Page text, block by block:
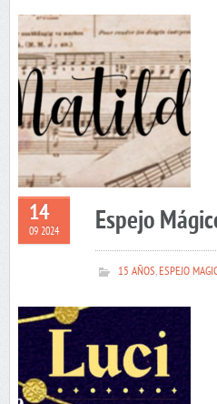
14
09 2024 Espejo
15 AÑOS,ESPEJO